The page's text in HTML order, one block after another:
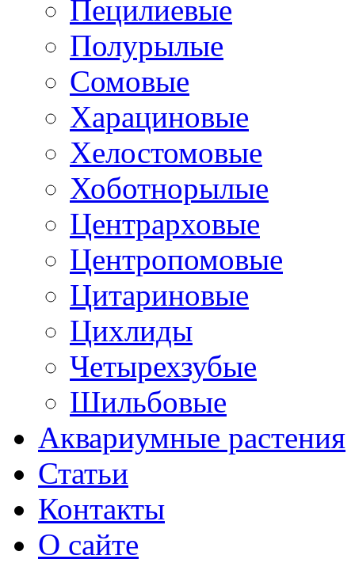
Пецилиевые
Полурылые
Сомовые
Харациновые
Хелостомовые
Хоботнорылые
Центрарховые
Центропомовые
Цитариновые
Цихлиды
Четырехзубые
Шильбовые
Аквариумные растения
Статьи
Контакты
О сайте